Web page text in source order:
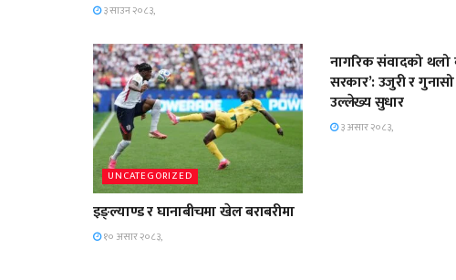
३ साउन २०८३,
UNCATEGORIZED
इङ्ल्याण्ड र घानाबीचमा खेल बराबरीमा
१० असार २०८३,
नागरिक संवादको थलो
सरकार’: उजुरी र
उल्लेख्य सुधार
३ असार २०८३,